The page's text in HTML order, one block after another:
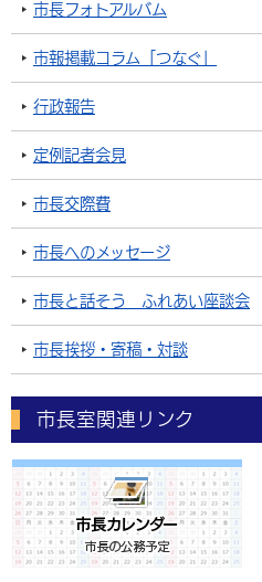
市長フォトアルバム
市報掲載コラム「つなぐ」
行政報告
定例記者会見
市長交際費
市長へのメッセージ
市長と話そう ふれあい座談会
市長挨拶・寄稿・対談
市長室関連リンク